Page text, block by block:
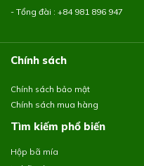
- Tổng đài : +84 981 896 947
Chính sách
Chính sách bảo mật
Chính sách mua hàng
Tìm kiếm phổ biến
Hộp bã mía